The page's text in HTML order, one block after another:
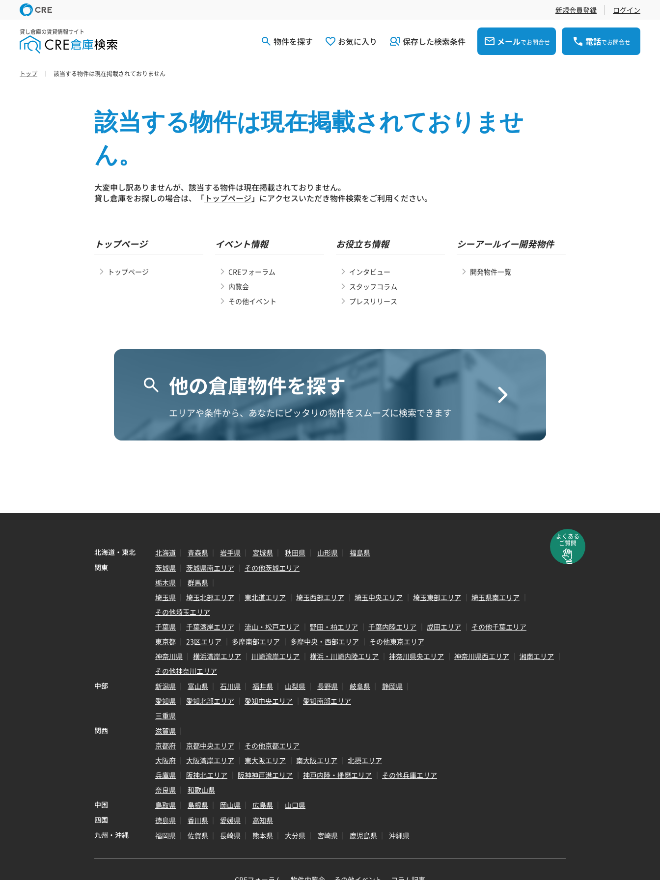
新規会員登録 ログイン
貸し倉庫の賃貸情報サイト
物件を探す お気に入り 保存した検索条件 メールでお問合せ 電話でお問合せ
トップ 該当する物件は現在掲載されておりません
該当する物件は現在掲載されておりませ
ん。
大変申し訳ありませんが、該当する物件は現在掲載されておりません。
貸し倉庫をお探しの場合は、「 トップページ 」にアクセスいただき物件検索をご利用ください。
トップページ
トップページ
イベント情報
CREフォーラム
内覧会
その他イベント
お役立ち情報
インタビュー
スタッフコラム
プレスリリース
シーアールイー開発物件
開発物件一覧
他の倉庫物件を探す
エリアや条件から、あなたにピッタリの物件をスムーズに検索できます
よくある
ご質問
北海道・東北 北海道 青森県 岩手県 宮城県 秋田県 山形県
福島県
関東
茨城県 茨城県南エリア
その他茨城エリア
栃木県
群馬県
埼玉県
埼玉北部エリア 東北道エリア 埼玉西部エリア 埼玉中央エリア 埼玉東部エリア
埼玉県南エリア
その他埼玉エリア
千葉県
千葉湾岸エリア 流山・松戸エリア 野田・柏エリア 千葉内陸エリア 成田エリア
その他千葉エリア
東京都
23区エリア 多摩南部エリア 多摩中央・西部エリア
その他東京エリア
神奈川県
横浜湾岸エリア 川崎湾岸エリア 横浜・川崎内陸エリア 神奈川県央エリア 神奈川県西エリア
湘南エリア
その他神奈川エリア
中部
新潟県 富山県 石川県 福井県 山梨県 長野県 岐阜県
静岡県
愛知県
愛知北部エリア 愛知中央エリア
愛知南部エリア
三重県
関西
滋賀県
京都府
京都中央エリア
その他京都エリア
大阪府
大阪湾岸エリア 東大阪エリア 南大阪エリア
北摂エリア
兵庫県
阪神北エリア 阪神神戸港エリア 神戸内陸・播磨エリア
その他兵庫エリア
奈良県
和歌山県
中国
鳥取県 島根県 岡山県 広島県
山口県
四国
徳島県 香川県 愛媛県
高知県
九州・沖縄
福岡県 佐賀県 長崎県 熊本県 大分県 宮崎県 鹿児島県 沖縄県